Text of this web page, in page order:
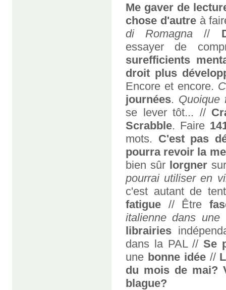
Me gaver de
chose d'autreà
di Romagna //
essayer de
surefficients
droit plus
Encore et encore.
journées. Quoique
se lever tôt... //
Scrabble. Faire
mots. C'est pas
pourra revoir la
bien sûr lorgner
pourrai utiliser en
c'est autant de
fatigue // Être
italienne dans une
librairies
dans la PAL // Se
une bonne idée//
du mois de mai?
blague?